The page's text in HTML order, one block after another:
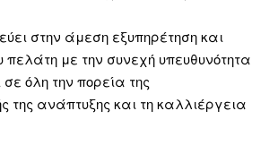
στην άμεση εξυπηρέτηση και
πελάτη με την συνεχή υπευθυνότητα
σε όλη την πορεία της
της ανάπτυξης και τη καλλιέργεια